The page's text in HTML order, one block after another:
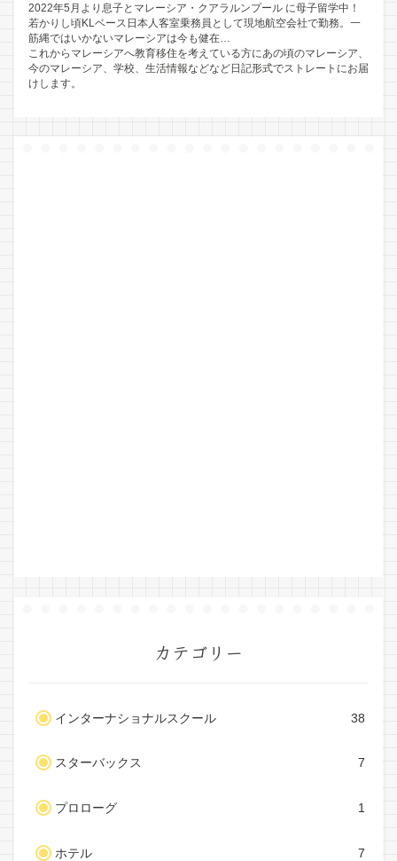
2022年5月より息子とマレーシア・クアラルンプール に母子留学中！
若かりし頃KLベース日本人客室乗務員として現地航空会社で勤務。一
筋縄ではいかないマレーシアは今も健在…
これからマレーシアへ教育移住を考えている方にあの頃のマレーシア、
今のマレーシア、学校、生活情報などなど日記形式でストレートにお届
けします。
カテゴリー
インターナショナルスクール 38
スターバックス 7
プロローグ 1
ホテル 7